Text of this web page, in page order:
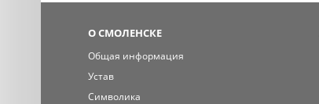
О СМОЛЕНСКЕ
Общая информация
Устав
Символика